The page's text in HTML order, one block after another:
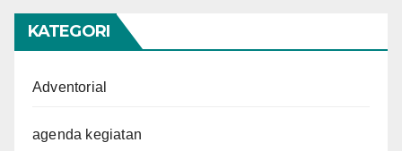
KATEGORI
Adventorial
agenda kegiatan